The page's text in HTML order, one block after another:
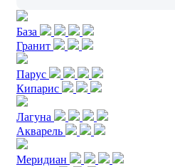
База
Гранит
Парус
Кипарис
Лагуна
Акварель
Меридиан